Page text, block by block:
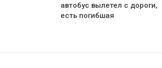
автобус вылетел с дороги,
есть погибшая